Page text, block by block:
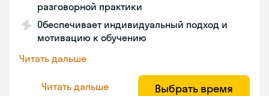
разговорной практики
Обеспечивает индивидуальный подход и
мотивацию к обучению
Читать дальше
Читать дальше Выбрать время